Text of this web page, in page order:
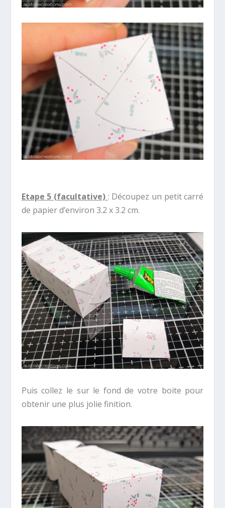
Etape 5 (facultative) : Découpez un petit carré
de papier d’environ 3.2 x 3.2 cm.
Puis collez le sur le fond de votre boite pour
obtenir une plus jolie finition.